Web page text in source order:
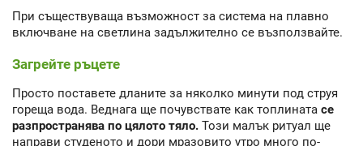
При съществуваща възможност за система на плавно
включване на светлина задължително се възползвайте.
Загрейте ръцете
Просто поставете дланите за няколко минути под струя
гореща вода. Веднага ще почувствате как топлината се
разпространява по цялото тяло. Този малък ритуал ще
направи студеното и дори мразовито утро много по-